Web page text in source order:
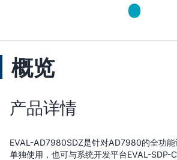
概览
产品详情
EVAL-AD7980SDZ是针对AD7980的全功
单独使用，也可与系统开发平台EVAL-SDP-